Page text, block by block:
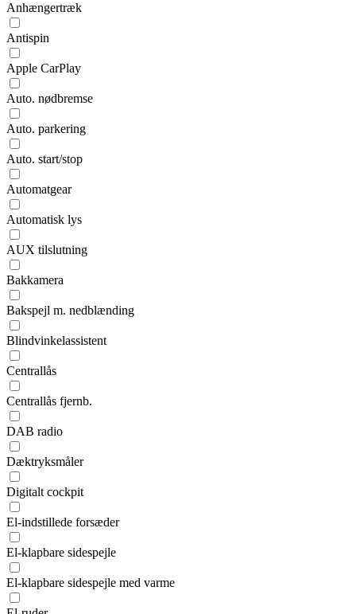
Anhængertræk
Antispin
Apple CarPlay
Auto. nødbremse
Auto. parkering
Auto. start/stop
Automatgear
Automatisk lys
AUX tilslutning
Bakkamera
Bakspejl m. nedblænding
Blindvinkelassistent
Centrallås
Centrallås fjernb.
DAB radio
Dæktryksmåler
Digitalt cockpit
El-indstillede forsæder
El-klapbare sidespejle
El-klapbare sidespejle med varme